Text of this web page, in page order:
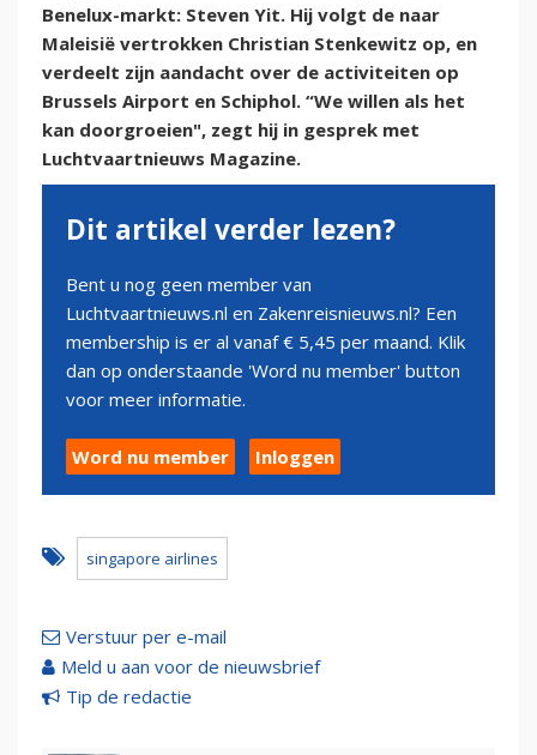
Benelux-markt: Steven Yit. Hij volgt de naar
Maleisië vertrokken Christian Stenkewitz op, en
verdeelt zijn aandacht over de activiteiten op
Brussels Airport en Schiphol. “We willen als het
kan doorgroeien", zegt hij in gesprek met
Luchtvaartnieuws Magazine.
Dit artikel verder lezen?
Bent u nog geen member van
Luchtvaartnieuws.nl en Zakenreisnieuws.nl? Een
membership is er al vanaf € 5,45 per maand. Klik
dan op onderstaande 'Word nu member' button
voor meer informatie.
Word nu member Inloggen
singapore airlines
Verstuur per e-mail
Meld u aan voor de nieuwsbrief
Tip de redactie